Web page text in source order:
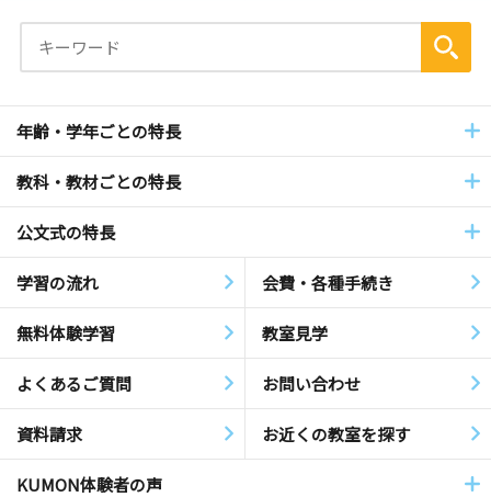
年齢・学年ごとの特長
教科・教材ごとの特長
公文式の特長
学習の流れ 会費・各種手続き
無料体験学習 教室見学
よくあるご質問 お問い合わせ
資料請求 お近くの教室を探す
KUMON体験者の声